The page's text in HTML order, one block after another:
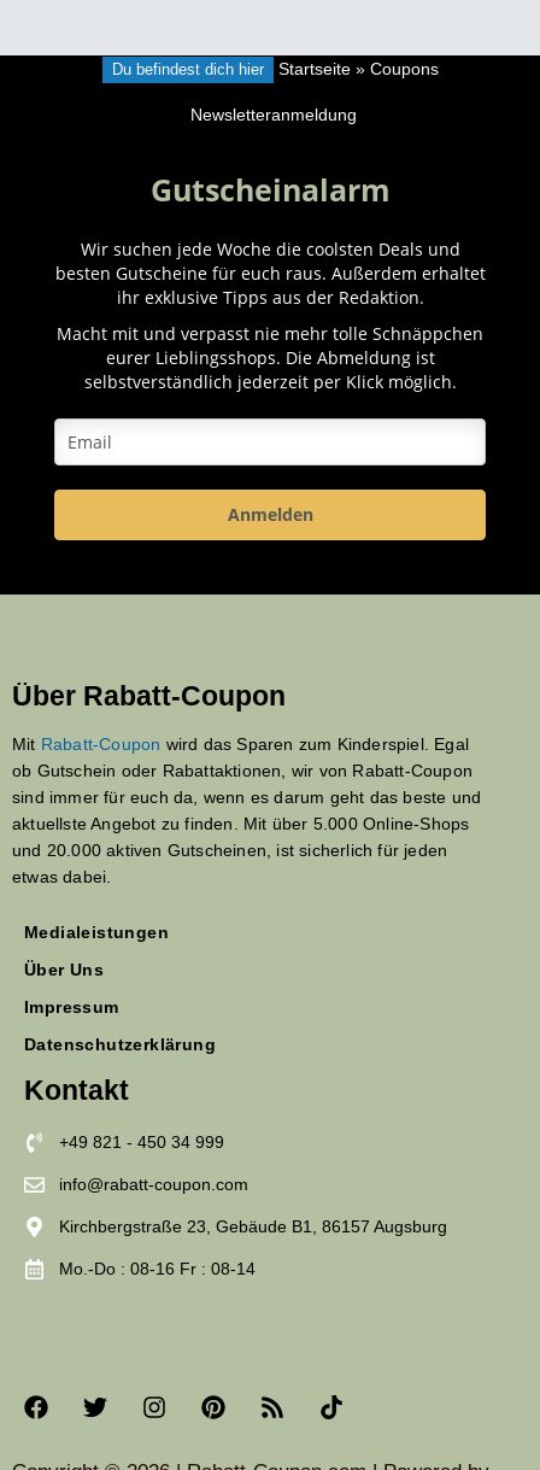
Du befindest dich hier Startseite» Coupons
Newsletteranmeldung
Gutscheinalarm
Wir suchen jede Woche die coolsten Deals und
besten Gutscheine für euch raus. Außerdem erhaltet
ihr exklusive Tipps aus der Redaktion.
Macht mit und verpasst nie mehr tolle Schnäppchen
eurer Lieblingsshops. Die Abmeldung ist
selbstverständlich jederzeit per Klick möglich.
Anmelden
Über Rabatt-Coupon
Mit Rabatt-Coupon wird das Sparen zum Kinderspiel. Egal
ob Gutschein oder Rabattaktionen, wir von Rabatt-Coupon
sind immer für euch da, wenn es darum geht das beste und
aktuellste Angebot zu finden. Mit über 5.000 Online-Shops
und 20.000 aktiven Gutscheinen, ist sicherlich für jeden
etwas dabei.
Medialeistungen
Über Uns
Impressum
Datenschutzerklärung
Kontakt
+49 821 - 450 34 999
info@rabatt-coupon.com
Kirchbergstraße 23, Gebäude B1, 86157 Augsburg
Mo.-Do : 08-16 Fr : 08-14